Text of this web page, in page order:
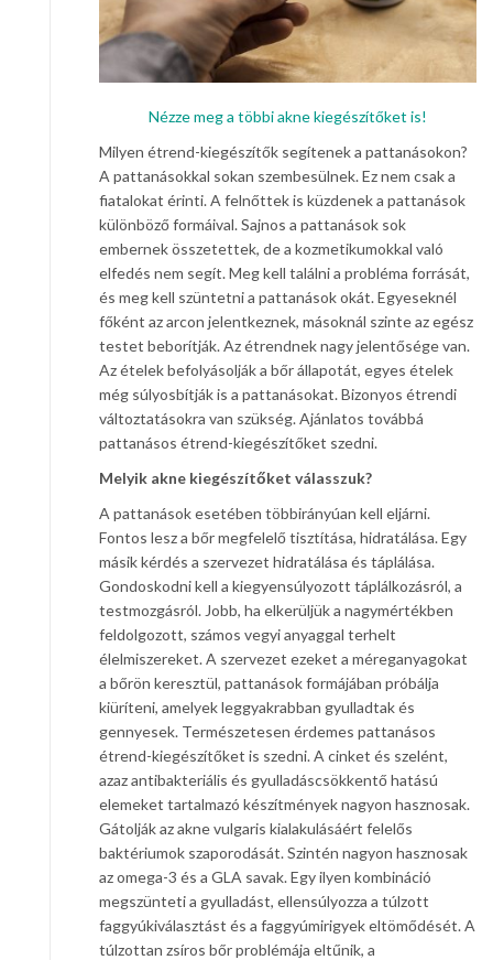
Nézze meg a többi akne kiegészítőket is!
Milyen étrend-kiegészítők segítenek a pattanásokon?
A pattanásokkal sokan szembesülnek. Ez nem csak a
fiatalokat érinti. A felnőttek is küzdenek a pattanások
különböző formáival. Sajnos a pattanások sok
embernek összetettek, de a kozmetikumokkal való
elfedés nem segít. Meg kell találni a probléma forrását,
és meg kell szüntetni a pattanások okát. Egyeseknél
főként az arcon jelentkeznek, másoknál szinte az egész
testet beborítják. Az étrendnek nagy jelentősége van.
Az ételek befolyásolják a bőr állapotát, egyes ételek
még súlyosbítják is a pattanásokat. Bizonyos étrendi
változtatásokra van szükség. Ajánlatos továbbá
pattanásos étrend-kiegészítőket szedni.
Melyik akne kiegészítőket válasszuk?
A pattanások esetében többirányúan kell eljárni.
Fontos lesz a bőr megfelelő tisztítása, hidratálása. Egy
másik kérdés a szervezet hidratálása és táplálása.
Gondoskodni kell a kiegyensúlyozott táplálkozásról, a
testmozgásról. Jobb, ha elkerüljük a nagymértékben
feldolgozott, számos vegyi anyaggal terhelt
élelmiszereket. A szervezet ezeket a méreganyagokat
a bőrön keresztül, pattanások formájában próbálja
kiüríteni, amelyek leggyakrabban gyulladtak és
gennyesek. Természetesen érdemes pattanásos
étrend-kiegészítőket is szedni. A cinket és szelént,
azaz antibakteriális és gyulladáscsökkentő hatású
elemeket tartalmazó készítmények nagyon hasznosak.
Gátolják az akne vulgaris kialakulásáért felelős
baktériumok szaporodását. Szintén nagyon hasznosak
az omega-3 és a GLA savak. Egy ilyen kombináció
megszünteti a gyulladást, ellensúlyozza a túlzott
faggyúkiválasztást és a faggyúmirigyek eltömődését. A
túlzottan zsíros bőr problémája eltűnik, a